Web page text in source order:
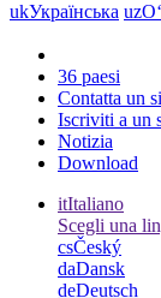
ukУкраїнська uz
36 paesi
Contatta un
Iscriviti a un
Notizia
Download
itItaliano
Scegli una
csČeský
daDansk
deDeutsch